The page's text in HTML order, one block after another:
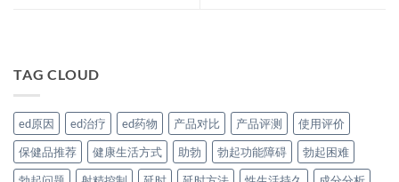
TAG CLOUD
ed原因 ed治疗 ed药物 产品对比 产品评测
使用评价
保健品推荐
健康生活方式 助勃 勃起功能障碍
勃起困难